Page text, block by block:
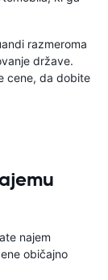
razmeroma
države.
cene, da dobite
najem
običajno